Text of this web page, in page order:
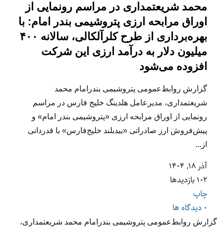
محمد شریعتمداری در مراسم رونمایی از
اوراق مرابحه ارزی پتروشیمی بندر امام: با
بهره‌برداری از طرح کلرآلکالی، سالانه ۴۰۰
میلیون دلار به درآمد ارزی این شرکت
افزوده می‌شود
گزارش روابط‌عمومی پتروشیمی بندرامام محمد
شریعتمداری، مدیرعامل هلدینگ خلیج فارس در مراسم
رونمایی از اوراق مرابحه ارزی «پتروشیمی بندر امام» و
پیش‌فروش ارز صادراتی «بیدبلند خلیج‌فارس» با قدردانی
از...
آذر ۱۸, ۱۴۰۴
102 بازدیدها
چاپ
0 دیدگاه ها
گزارش روابط‌عمومی پتروشیمی بندرامام محمد شریعتمداری،